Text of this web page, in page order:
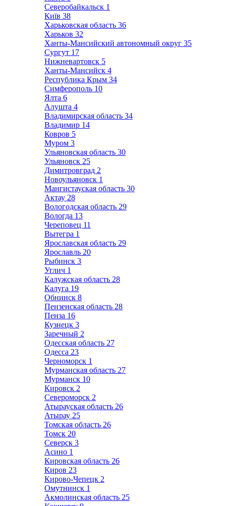
Северобайкальск 1
Київ 38
Харьковская область 36
Харьков 32
Ханты-Мансийский автономный округ 35
Сургут 17
Нижневартовск 5
Ханты-Мансийск 4
Республика Крым 34
Симферополь 10
Ялта 6
Алушта 4
Владимирская область 34
Владимир 14
Ковров 5
Муром 3
Ульяновская область 30
Ульяновск 25
Димитровград 2
Новоульяновск 1
Мангистауская область 30
Актау 28
Вологодская область 29
Вологда 13
Череповец 11
Вытегра 1
Ярославская область 29
Ярославль 20
Рыбинск 3
Углич 1
Калужская область 28
Калуга 19
Обнинск 8
Пензенская область 28
Пенза 16
Кузнецк 3
Заречный 2
Одесская область 27
Одесса 23
Черноморск 1
Мурманская область 27
Мурманск 10
Кировск 2
Североморск 2
Атырауская область 26
Атырау 25
Томская область 26
Томск 20
Северск 3
Асино 1
Кировская область 26
Киров 23
Кирово-Чепецк 2
Омутнинск 1
Акмолинская область 25